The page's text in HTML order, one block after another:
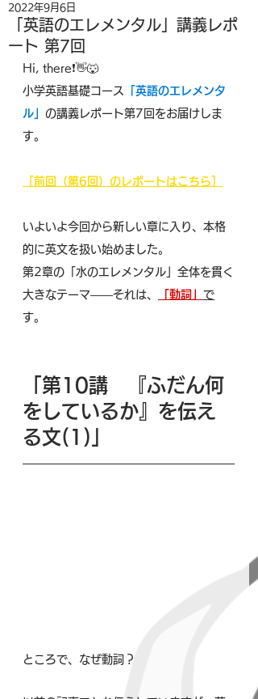
「英語のエレメンタル」講義レポ
ート 第7回
2022年9月6日
Hi, there❗👋🐺
小学英語基礎コース
「英語のエレメンタ
ル」 の講義レポート第7回をお届けしま
す。
［前回（第6回）のレポートはこちら］
いよいよ今回から新しい章に入り、本格
的に英文を扱い始めました。
第2章の「水のエレメンタル」全体を貫く
大きなテーマ――それは、
「動詞」 で
す。
「第10講　『ふだん何
をしているか』を伝え
る文(1)」
ところで、なぜ動詞？